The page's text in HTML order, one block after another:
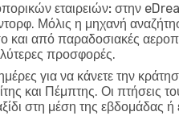
εταιρειών: στην
Μόλις η μηχανή
και από παραδοσιακές
προσφορές.
για να κάνετε την
και Πέμπτης. Οι πτήσεις
στη μέση της εβδομάδας